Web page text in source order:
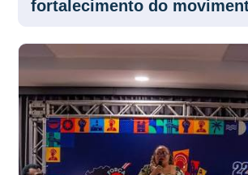
fortalecimento do